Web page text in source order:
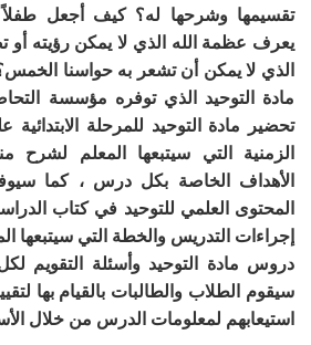
تقسيمها وشرحها له؟ كيف أجعل
يعرف عظمة الله الذي لا يمكن رؤيته
الذي لا يمكن أن تشعر به حواسنا
مادة التوحيد الذي توفره مؤسسة
تحضير مادة التوحيد للمرحلة
الزمنية التي سيتبعها المعلم لشرح
الأهداف الخاصة بكل درس ، كما
المحتوى العلمي للتوحيد في كتاب
إجراءات التدريس والخطة التي سيتبعها
دروس مادة التوحيد وأسئلة التقويم
سيقوم الطلاب والطالبات بالقيام بها
استيعابهم لمعلومات الدرس من خلال